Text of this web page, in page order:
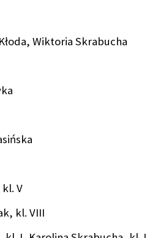
Wiktoria Skrabucha
V
kl. VIII